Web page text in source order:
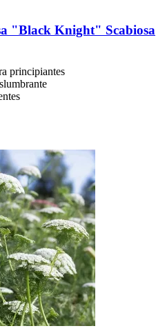
"Black Knight" Scabiosa
principiantes